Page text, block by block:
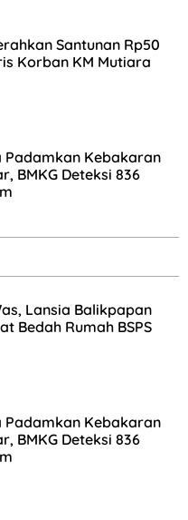
Santunan Rp50
Korban KM Mutiara
Padamkan Kebakaran
BMKG Deteksi 836
Lansia Balikpapan
Bedah Rumah BSPS
Padamkan Kebakaran
BMKG Deteksi 836